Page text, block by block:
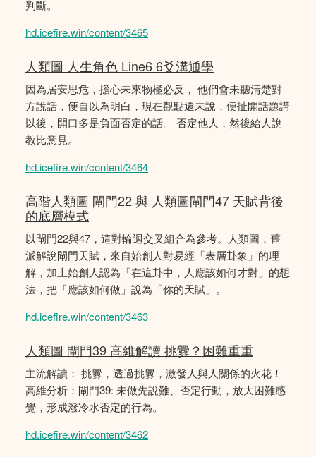
判斷。
hd.icefire.win/content/3465
人類圖 人生角色 Line6 6爻溝通學
因為居安思危，擔心未來物極必反， 他們會未聽清楚對
方說話，便自以為明白，現在觀點還未說，便扯開話題講
以後，開口多是負面否定的話。 否定他人，然後給人說
教比意見。
hd.icefire.win/content/3464
高階人類圖 閘門22 與 人類圖閘門47 天賦背後
的底層模式
以閘門22與47，這對輪迴交叉組合為參考。人類圖，舊
派解說閘門天賦，來自始創人對易經「表層卦象」的理
解，加上始創人認為「在這卦中，人應該如何才對」的想
法，把「應該如何做」說為「你的天賦」。
hd.icefire.win/content/3463
人類圖 閘門39 高維解讀 挑釁？困難重重
主流解讀： 挑釁，透過挑釁，激發人與人關係的火花！
高維分析：閘門39: 未做先說難、否定行動，放大困難感
覺，形成潑冷水否定的行為。
hd.icefire.win/content/3462